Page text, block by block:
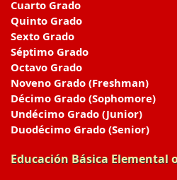
Cuarto Grado
Quinto Grado
Sexto Grado
Séptimo Grado
Octavo Grado
Noveno Grado (Freshman)
Décimo Grado (Sophomore)
Undécimo Grado (Junior)
Duodécimo Grado (Senior)
Educación Básica Elemental